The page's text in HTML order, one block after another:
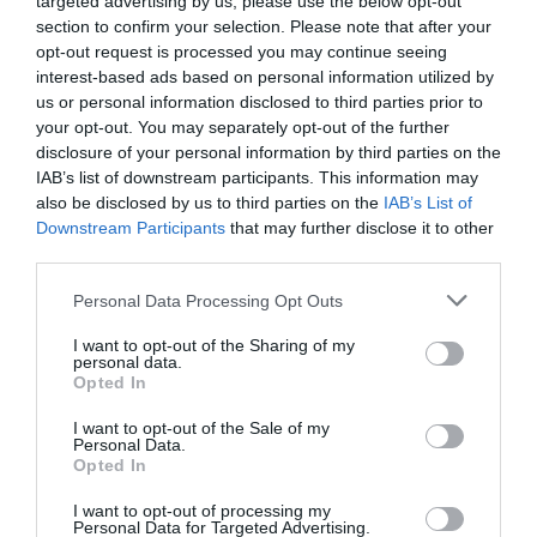
section to confirm your selection. Please note that after your
opt-out request is processed you may continue seeing
interest-based ads based on personal information utilized by
us or personal information disclosed to third parties prior to
your opt-out. You may separately opt-out of the further
disclosure of your personal information by third parties on the
IAB’s list of downstream participants. This information may
also be disclosed by us to third parties on the IAB’s List of
Downstream Participants that may further disclose it to other
Personal Data Processing Opt Outs
I want to opt-out of the Sharing of my
personal data.
Opted In
I want to opt-out of the Sale of my
Personal Data.
Opted In
I want to opt-out of processing my
Personal Data for Targeted Advertising.
iniciará diligencias con el fin de determinar la posible
comisión de un delito contra el medio ambiente al
amparo de los artículos 325 y 326 del Código Penal,...
todo comenzó
NATALIO BLANCO02/10/2022